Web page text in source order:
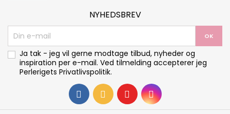
NYHEDSBREV
Ja tak - jeg vil gerne modtage tilbud, nyheder og
inspiration per e-mail. Ved tilmelding accepterer jeg
Perlerigets Privatlivspolitik.